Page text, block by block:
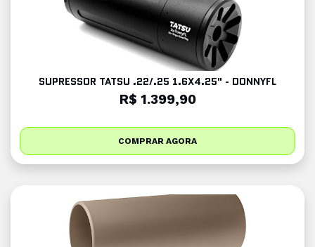
SUPRESSOR TATSU .22/.25 1.6X4.25" - DONNYFL
R$ 1.399,90
COMPRAR AGORA